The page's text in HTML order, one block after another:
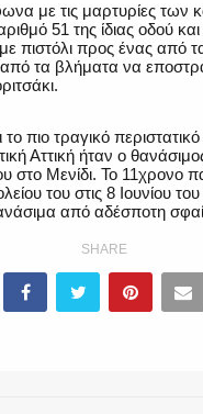
με τις μαρτυρίες των
51 της ίδιας οδού
πιστόλι προς ένας από
τα βλήματα να
το πιο τραγικό
Αττική ήταν ο
στο Μενίδι. Το 11χρονο
του στις 8 Ιουνίου
από αδέσποτη
SHARE